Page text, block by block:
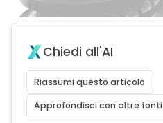
Chiedi all'AI
Riassumi questo articolo
Approfondisci con altre fonti